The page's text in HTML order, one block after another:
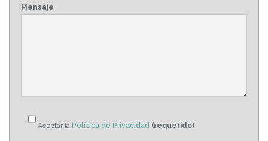
Mensaje
Aceptar la Política de Privacidad (requerido)